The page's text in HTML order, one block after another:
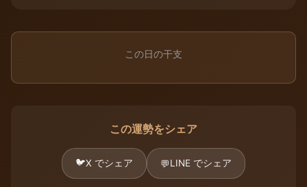
この日の干支
この運勢をシェア
🐦X でシェア 💬LINE でシェア